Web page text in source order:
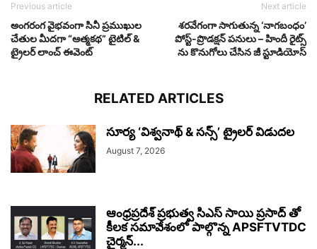
Previous article
అంగరంగ వైభవంగా సినీ ప్రముఖుల
చేతుల మీదగా “ఆత్మకథ” టైటిల్ &
ట్రైలర్ లాంచ్ ఈవెంట్
Next article
శరవేగంగా సాగుతున్న ‘నాగబంధం’
పోస్ట్-ప్రొడక్షన్ పనులు – హిందీ రైట్స్
ను కొనుగోలు చేసిన జీ స్టూడియోస్
RELATED ARTICLES
సూర్య ‘విశ్వనాథ్ & సన్స్’ ట్రైలర్ విడుదల
August 7, 2026
ఆంధ్రప్రదేశ్ ప్రభుత్వ సిఎస్ సాయి ప్రసాద్ తో
కీలక సమావేశంలో పాల్గొన్న APSFTVTDC
చైర్మన్...